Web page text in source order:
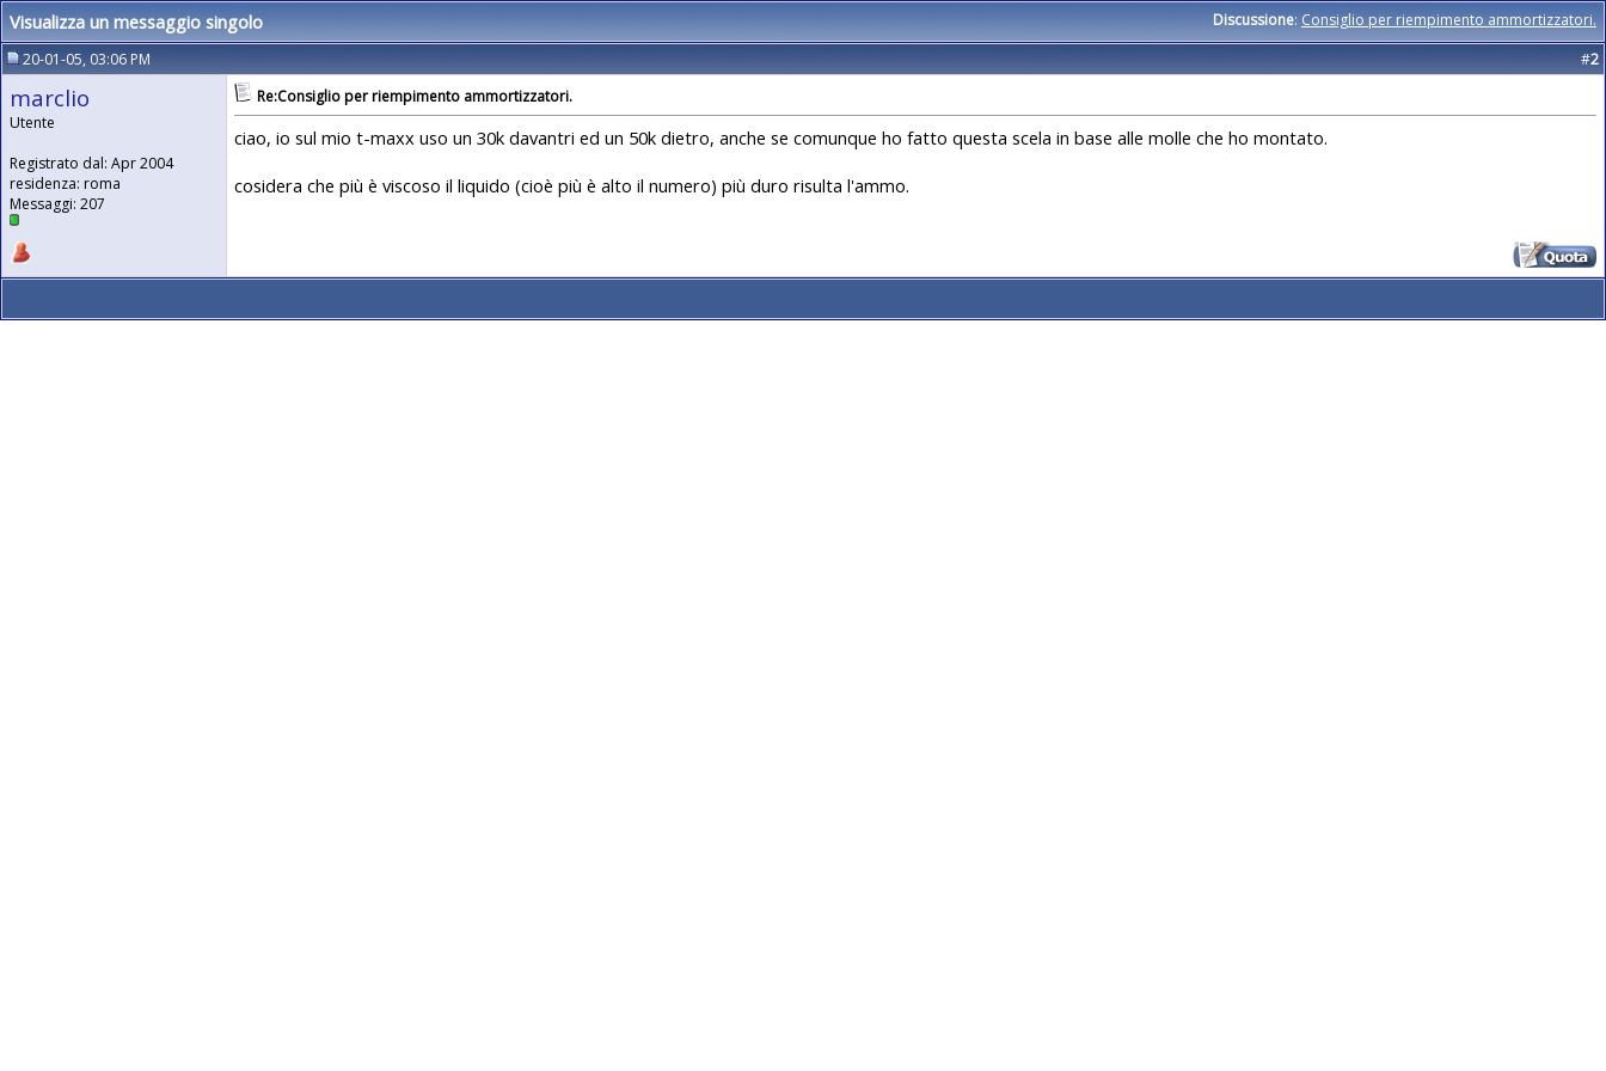
Discussione: Consiglio per riempimento ammortizzatori.
Visualizza un messaggio singolo
20-01-05, 03:06 PM #2
marclio
Utente
Registrato dal: Apr 2004
residenza: roma
Messaggi: 207
Re:Consiglio per riempimento ammortizzatori.
ciao, io sul mio t-maxx uso un 30k davantri ed un 50k dietro, anche se comunque ho fatto questa scela in base alle molle che ho montato.
cosidera che più è viscoso il liquido (cioè più è alto il numero) più duro risulta l'ammo.